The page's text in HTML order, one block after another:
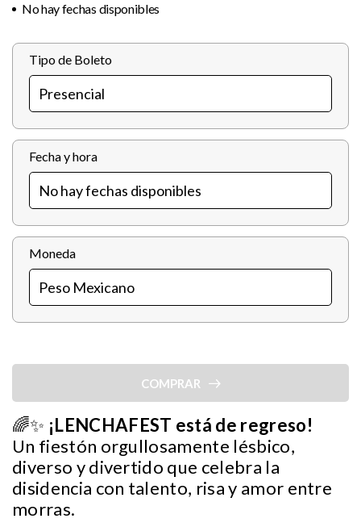
No hay fechas disponibles
Tipo de Boleto
Fecha y hora
Moneda
COMPRAR
🌈✨ ¡LENCHAFEST está de regreso!
Un fiestón orgullosamente lésbico,
diverso y divertido que celebra la
disidencia con talento, risa y amor entre
morras.